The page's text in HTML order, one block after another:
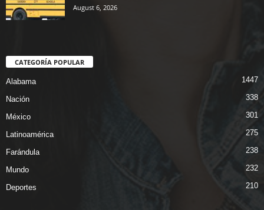
August 6, 2026
CATEGORÍA POPULAR
Alabama 1447
Nación 338
México 301
Latinoamérica 275
Farándula 238
Mundo 232
Deportes 210